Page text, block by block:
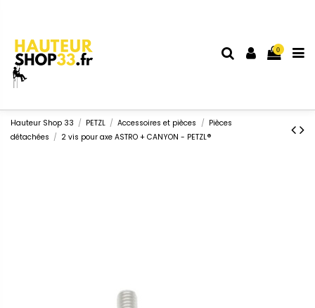
0
Hauteur Shop 33 PETZL Accessoires et pièces
Pièces
détachées
2 vis pour axe ASTRO + CANYON - PETZL®